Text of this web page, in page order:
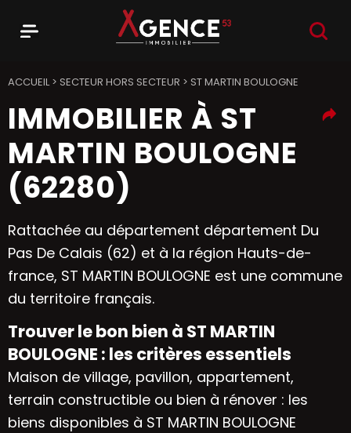
ACCUEIL> SECTEUR HORS SECTEUR > ST MARTIN BOULOGNE
IMMOBILIER À ST
MARTIN BOULOGNE
(62280)
Rattachée au département département Du
Pas De Calais (62) et à la région Hauts-de-
france, ST MARTIN BOULOGNE est une commune
du territoire français.
Trouver le bon bien à ST MARTIN
BOULOGNE : les critères essentiels
Maison de village, pavillon, appartement,
terrain constructible ou bien à rénover : les
biens disponibles à ST MARTIN BOULOGNE